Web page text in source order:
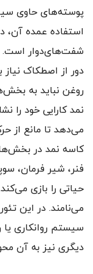
پوسته‌های حاوی
استفاده عمده آن،
شفت‌های‌دوار است.
دور از اصطکاک نیاز
روغن نباید به
نمد کارایی خود را
می‌دهد تا مانع از
کاسه نمد در
فنر، شیر فرمان،
می‌نامند. در این
سیستم روانکاری
دیگری نیز به آن